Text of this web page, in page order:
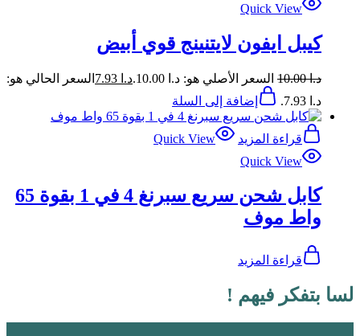
Quick View
كيبل ايفون لايتنينج قوي أبيض
د.ا10.00 السعر الأصلي هو: د.ا 10.00. د.ا
السعر الحالي هو:
د.ا 7.93.
إضافة إلى السلة
قراءة المزيد
Quick View
Quick View
كابل شحن سريع سبرنغ 4 في 1 بقوة 65
واط موف
قراءة المزيد
لسا بتفكر فيهم !